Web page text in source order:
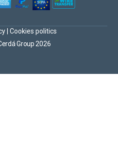
Group 2026
Cookies politics